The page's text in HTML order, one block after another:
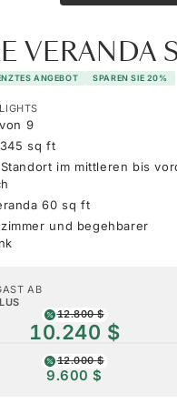
VERANDA
ANGEBOT SPAREN SIE 20%
9
sq ft
im mittleren bis
60 sq ft
und begehbarer
AB
12.800 $
10.240 $
12.000 $
9.600 $